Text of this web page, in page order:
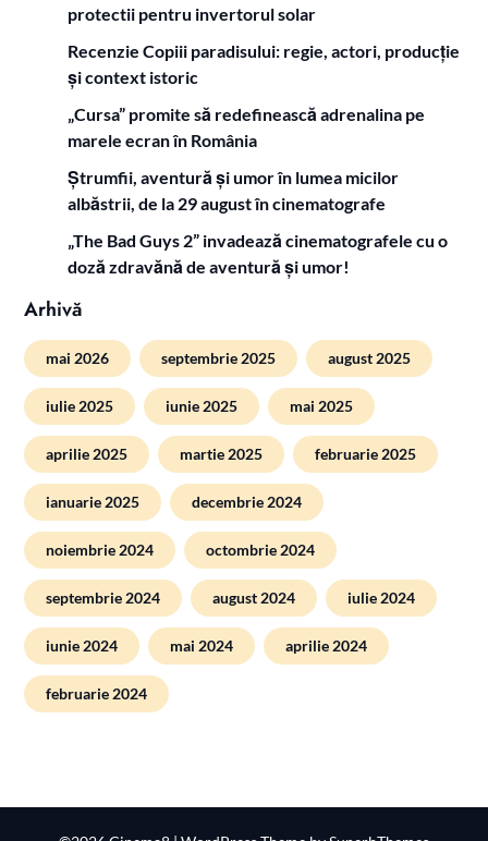
protectii pentru invertorul solar
Recenzie Copiii paradisului: regie, actori, producție
și context istoric
„Cursa” promite să redefinească adrenalina pe
marele ecran în România
Ștrumfii, aventură și umor în lumea micilor
albăstrii, de la 29 august în cinematografe
„The Bad Guys 2” invadează cinematografele cu o
doză zdravănă de aventură și umor!
Arhivă
mai 2026 septembrie 2025 august 2025
iulie 2025 iunie 2025 mai 2025
aprilie 2025 martie 2025 februarie 2025
ianuarie 2025 decembrie 2024
noiembrie 2024 octombrie 2024
septembrie 2024 august 2024 iulie 2024
iunie 2024 mai 2024 aprilie 2024
februarie 2024